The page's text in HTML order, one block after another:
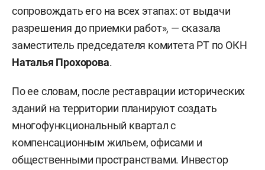
сопровождать его на всех этапах: от выдачи
разрешения до приемки работ», — сказала
заместитель председателя комитета РТ по ОКН
Наталья Прохорова.
По ее словам, после реставрации исторических
зданий на территории планируют создать
многофункциональный квартал с
компенсационным жильем, офисами и
общественными пространствами. Инвестор